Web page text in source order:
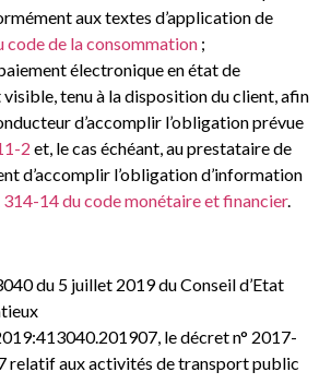
aux textes d’application de
code de la consommation ;
électronique en état de
tenu à la disposition du client, afin
d’accomplir l’obligation prévue
2 et, le cas échéant, au prestataire de
d’accomplir l’obligation d’information
14 du code monétaire et financier.
du 5 juillet 2019 du Conseil d’Etat
le décret n° 2017-
relatif aux activités de transport public